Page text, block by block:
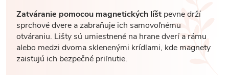
Zatváranie pomocou magnetických líšt pevne drží
sprchové dvere a zabraňuje ich samovoľnému
otváraniu. Lišty sú umiestnené na hrane dverí a rámu
alebo medzi dvoma sklenenými krídlami, kde magnety
zaisťujú ich bezpečné priľnutie.